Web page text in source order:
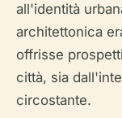
all'identità
architettonica
offrisse
città, sia
circostante.